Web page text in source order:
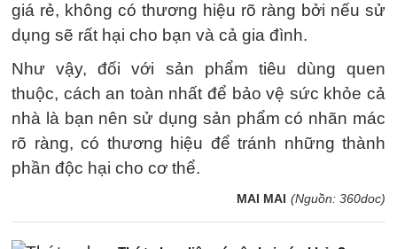
giá rẻ, không có thương hiệu rõ ràng bởi nếu sử
dụng sẽ rất hại cho bạn và cả gia đình.
Như vậy, đối với sản phẩm tiêu dùng quen
thuộc, cách an toàn nhất để bảo vệ sức khỏe cả
nhà là bạn nên sử dụng sản phẩm có nhãn mác
rõ ràng, có thương hiệu để tránh những thành
phần độc hại cho cơ thể.
MAI MAI (Nguồn: 360doc)